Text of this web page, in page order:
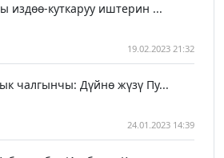
издөө-куткаруу иштерин ...
19.02.2023 21:32
чалгынчы: Дүйнө жүзү Пу...
24.01.2023 14:39